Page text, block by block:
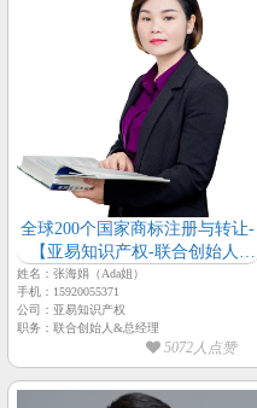
全球200个国家商标注册与转让-
【亚易知识产权-联合创始人-
Ada姐】
姓名：张海娟（Ada姐）
手机：15920055371
公司：亚易知识产权
职务：联合创始人&总经理
5072人点赞